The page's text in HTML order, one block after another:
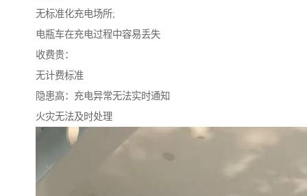
无标准化充电场所;
电瓶车在充电过程中容易丢失
收费贵：
无计费标准
隐患高：充电异常无法实时通知
火灾无法及时处理